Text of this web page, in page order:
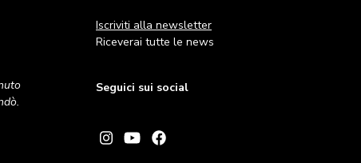
Iscriviti alla newsletter
Riceverai tutte le news
Seguici sui social